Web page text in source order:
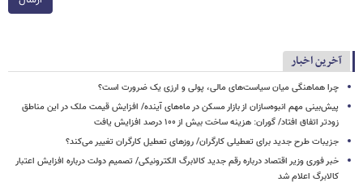
آخرین اخبار
چرا هماهنگی میان سیاست‌های مالی، پولی و ارزی یک ضرورت است؟
پیش‌بینی مهم انبوه‌سازان از بازار مسکن در ماه‌های آینده/ افزایش قیمت ملک در این مناطق
زودتر اتفاق افتاد/ گوران: هزینه ساخت بیش از ۱۰۰ درصد افزایش یافت
جزیبات طرح جدید برای تعطیلی کارگران/ روزهای تعطیل کارگران تغییر می‌کند؟
خبر فوری وزیر اقتصاد درباره رقم جدید کالابرگ الکترونیکی/ تصمیم دولت درباره افزایش اعتبار
کالابرگ اعلام شد